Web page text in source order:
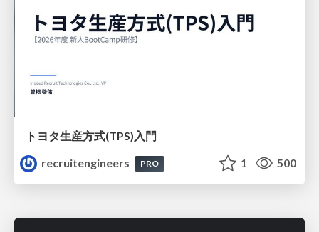
トヨタ⽣産⽅式(TPS)⼊⾨
recruitengineers
PRO 1 500